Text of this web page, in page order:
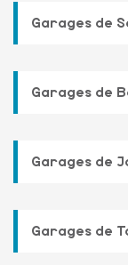
Garages de
Garages de
Garages de
Garages de